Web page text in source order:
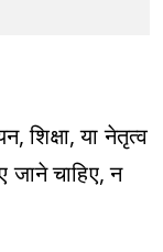
शिक्षा, या नेतृत्व
जाने चाहिए, न